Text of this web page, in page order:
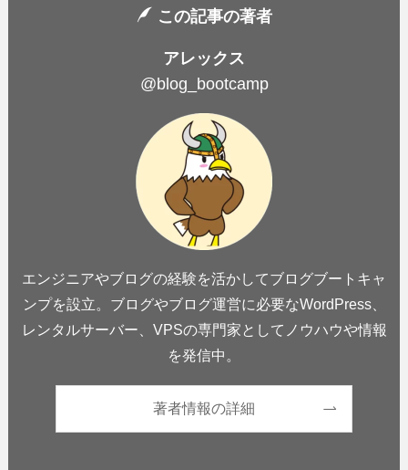
この記事の著者
アレックス
@blog_bootcamp
エンジニアやブログの経験を活かしてブログブートキャ
ンプを設立。ブログやブログ運営に必要なWordPress、
レンタルサーバー、VPSの専門家としてノウハウや情報
を発信中。
著者情報の詳細